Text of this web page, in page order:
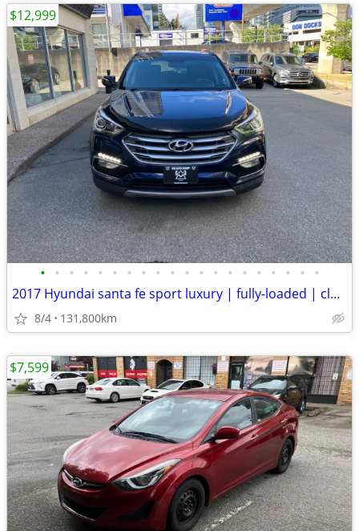
• • • • • • • • • • • • • • • • • • • •
2017 Hyundai santa fe sport luxury | fully-loaded | clean title | awd
8/4 131,800km
$12,999
$7,599